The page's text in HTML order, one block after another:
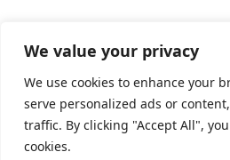
We value your privacy
We use cookies to enhance your
serve personalized ads or
traffic. By clicking "Accept All",
cookies.
by
Posted
Ediciones
Tienda Esotérica Online –
powered by WordPress.